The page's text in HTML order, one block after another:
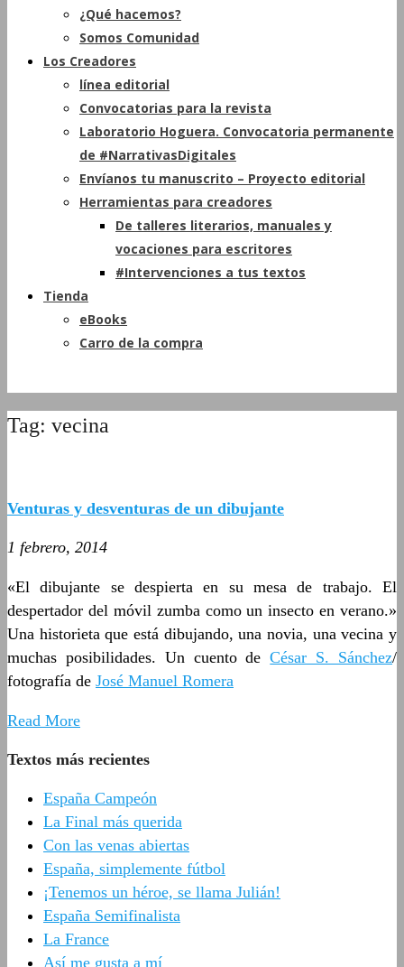
¿Qué hacemos?
Somos Comunidad
Los Creadores
línea editorial
Convocatorias para la revista
Laboratorio Hoguera. Convocatoria permanente
de #NarrativasDigitales
Envíanos tu manuscrito – Proyecto editorial
Herramientas para creadores
De talleres literarios, manuales y
vocaciones para escritores
#Intervenciones a tus textos
Tienda
eBooks
Carro de la compra
Tag: vecina
Venturas y desventuras de un dibujante
1 febrero, 2014
«El dibujante se despierta en su mesa de trabajo. El
despertador del móvil zumba como un insecto en verano.»
Una historieta que está dibujando, una novia, una vecina y
muchas posibilidades. Un cuento deCésar S. Sánchez/
fotografía de José Manuel Romera
Read More
Textos más recientes
España Campeón
La Final más querida
Con las venas abiertas
España, simplemente fútbol
¡Tenemos un héroe, se llama Julián!
España Semifinalista
La France
Así me gusta a mí